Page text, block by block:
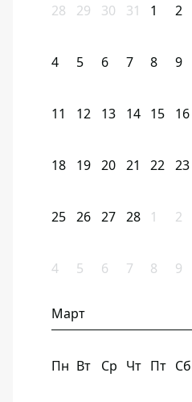
28 29 30 31 1 2
4 5 6 7 8 9
11 12 13 14 15 16
18 19 20 21 22 23
25 26 27 28 1 2
4 5 6 7 8 9
Март
Пн Вт Ср Чт Пт Сб